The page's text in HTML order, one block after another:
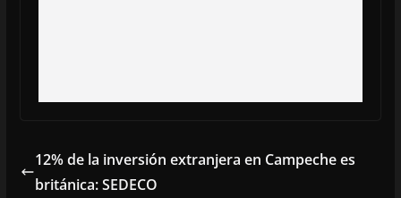
12% de la inversión extranjera en Campeche es
británica: SEDECO